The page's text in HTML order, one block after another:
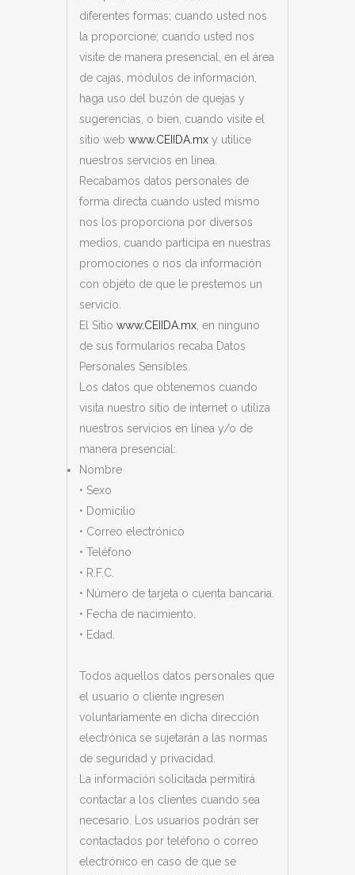
diferentes formas; cuando usted nos
la proporcione; cuando usted nos
visite de manera presencial, en el área
de cajas, módulos de información,
haga uso del buzón de quejas y
sugerencias, o bien, cuando visite el
sitio web www.CEIIDA.mx y utilice
nuestros servicios en línea.
Recabamos datos personales de
forma directa cuando usted mismo
nos los proporciona por diversos
medios, cuando participa en nuestras
promociones o nos da información
con objeto de que le prestemos un
servicio.
El Sitio www.CEIIDA.mx, en ninguno
de sus formularios recaba Datos
Personales Sensibles.
Los datos que obtenemos cuando
visita nuestro sitio de internet o utiliza
nuestros servicios en línea y/o de
manera presencial:
Nombre
• Sexo
• Domicilio
• Correo electrónico
• Teléfono
• R.F.C.
• Número de tarjeta o cuenta bancaria.
• Fecha de nacimiento.
• Edad.
Todos aquellos datos personales que
el usuario o cliente ingresen
voluntariamente en dicha dirección
electrónica se sujetarán a las normas
de seguridad y privacidad.
La información solicitada permitirá
contactar a los clientes cuando sea
necesario. Los usuarios podrán ser
contactados por teléfono o correo
electrónico en caso de que se